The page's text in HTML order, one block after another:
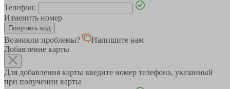
Телефон:
Изменить номер
Возникли проблемы?
Напишите нам
Добавление карты
Для добавления карты введите номер телефона, указанный
при получении карты